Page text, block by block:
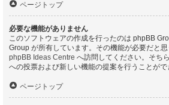
ページトップ
必要な機能がありません
このソフトウェアの作成を行ったのは phpBB
Group が所有しています。その機能が必要だと思
phpBB Ideas Centre へ訪問してください。そち
への投票および新しい機能の提案を行うことがで
ページトップ